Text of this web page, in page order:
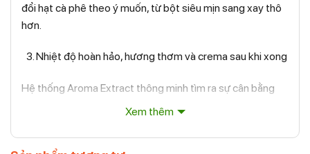
đổi hạt cà phê theo ý muốn, từ bột siêu mịn sang xay thô
hơn.
Nhiệt độ hoàn hảo, hương thơm và crema sau khi xong
Hệ thống Aroma Extract thông minh tìm ra sự cân bằng
tối ưu giữa nhiệt độ pha chế và chiết xuất hương thơm
điều chỉnh tốc độ của dòng nước để bạn có thể thưởng
Xem thêm